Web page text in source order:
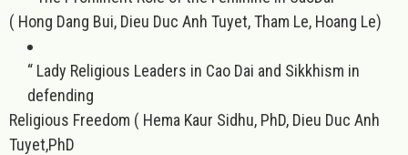
( Hong Dang Bui, Dieu Duc Anh Tuyet, Tham Le, Hoang Le)
“ Lady Religious Leaders in Cao Dai and Sikkhism in
defending
Religious Freedom ( Hema Kaur Sidhu, PhD, Dieu Duc Anh
Tuyet,PhD